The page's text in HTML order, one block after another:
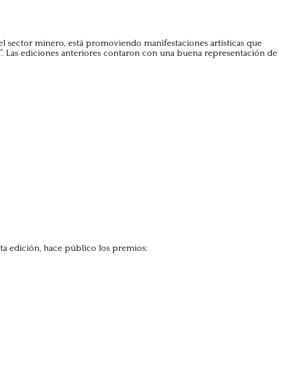
minero, está promoviendo manifestaciones artísticas que
Las ediciones anteriores contaron con una buena representación de
edición, hace público los premios: